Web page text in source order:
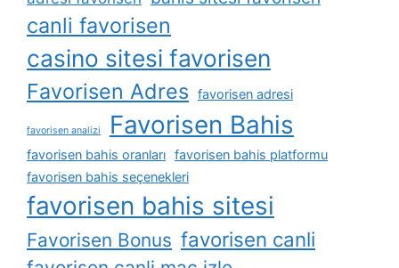
canli favorisen
casino sitesi favorisen
Favorisen Adres favorisen adresi
favorisen analizi Favorisen Bahis
favorisen bahis oranları favorisen bahis platformu
favorisen bahis seçenekleri
favorisen bahis sitesi
Favorisen Bonus favorisen canli